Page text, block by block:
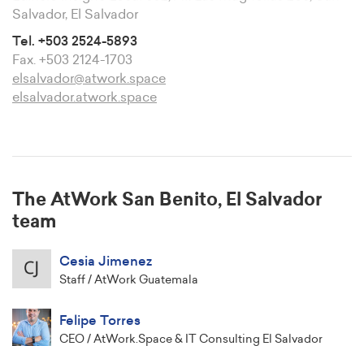
Salvador, El Salvador
Tel. +503 2524-5893
Fax. +503 2124-1703
elsalvador@atwork.space
elsalvador.atwork.space
The AtWork San Benito, El Salvador
team
Cesia Jimenez
Staff / AtWork Guatemala
Felipe Torres
CEO / AtWork.Space & IT Consulting El Salvador